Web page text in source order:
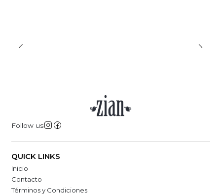
Follow us
QUICK LINKS
Inicio
Contacto
Términos y Condiciones